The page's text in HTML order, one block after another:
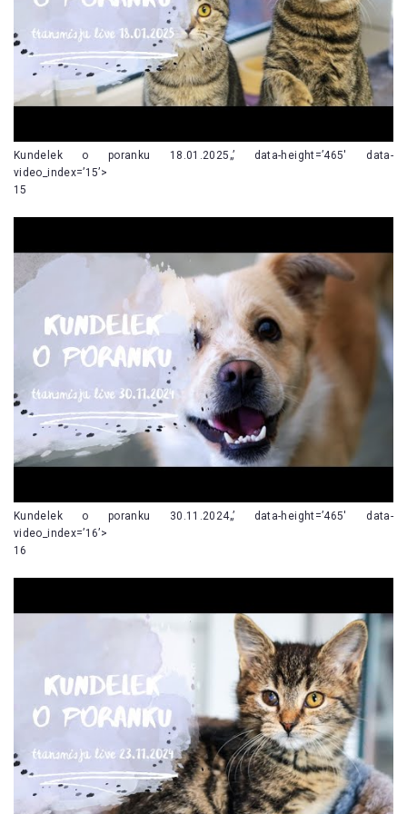
Kundelek o poranku 18.01.2025„’ data-height=’465′ data-
video_index=’15’>
15
Kundelek o poranku 30.11.2024„’ data-height=’465′ data-
video_index=’16’>
16